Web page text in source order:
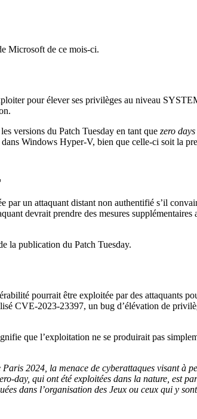
Microsoft de ce mois-ci.
pour élever ses privilèges au niveau
versions du Patch Tuesday en tant que zero days
Windows Hyper-V, bien que celle-ci soit la
un attaquant distant non authentifié s’il
devrait prendre des mesures supplémentaires
la publication du Patch Tuesday.
pourrait être exploitée par des attaquants
CVE-2023-23397, un bug d’élévation de
que l’exploitation ne se produirait pas
Paris 2024, la menace de cyberattaques visant à
day, qui ont été exploitées dans la nature, est
dans l’organisation des Jeux ou ceux qui y